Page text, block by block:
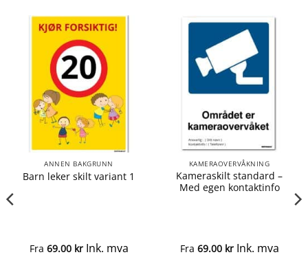
ANNEN BAKGRUNN
Barn leker skilt variant 1
Fra 69.00 kr Ink. mva
KAMERAOVERVÅKNING
Kameraskilt standard –
Med egen kontaktinfo
Fra 69.00 kr Ink. mva